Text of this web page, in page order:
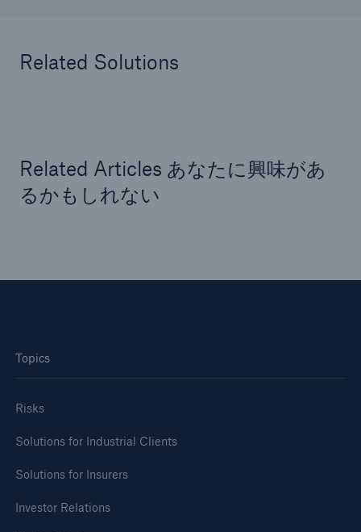
Related Solutions
Related Articles あなたに興味があ
るかもしれない
Topics
Risks
Solutions for Industrial Clients
Solutions for Insurers
Investor Relations